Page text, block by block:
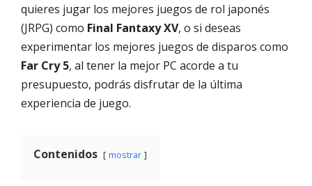
quieres jugar los mejores juegos de rol japonés
(JRPG) como Final Fantaxy XV, o si deseas
experimentar los mejores juegos de disparos como
Far Cry 5, al tener la mejor PC acorde a tu
presupuesto, podrás disfrutar de la última
experiencia de juego.
Contenidos mostrar